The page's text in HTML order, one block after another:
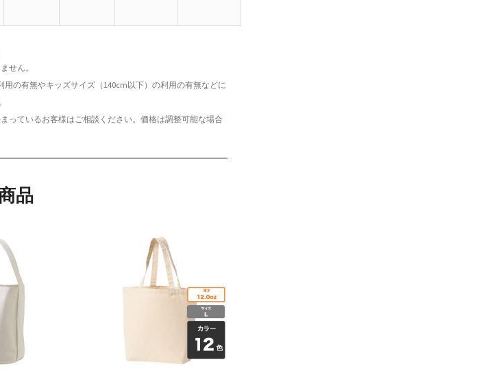
せん。
の有無やキッズサイズ（140cm以下）の利用の有無などに
っているお客様はご相談ください。価格は調整可能な場合
品